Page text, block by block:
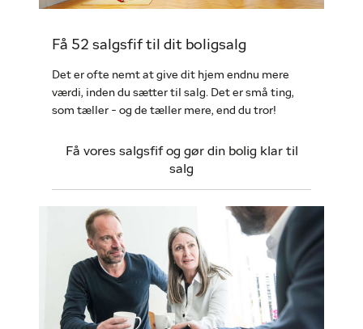
Få 52 salgsfif til dit boligsalg
Det er ofte nemt at give dit hjem endnu mere
værdi, inden du sætter til salg. Det er små ting,
som tæller - og de tæller mere, end du tror!
Få vores salgsfif og gør din bolig klar til
salg